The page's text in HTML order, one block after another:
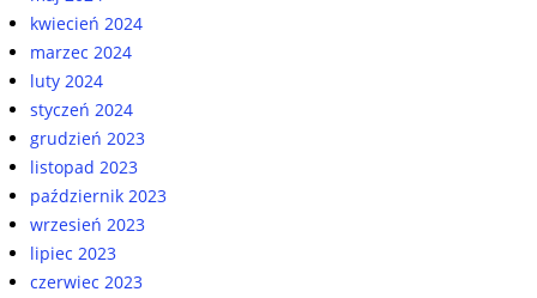
kwiecień 2024
marzec 2024
luty 2024
styczeń 2024
grudzień 2023
listopad 2023
październik 2023
wrzesień 2023
lipiec 2023
czerwiec 2023